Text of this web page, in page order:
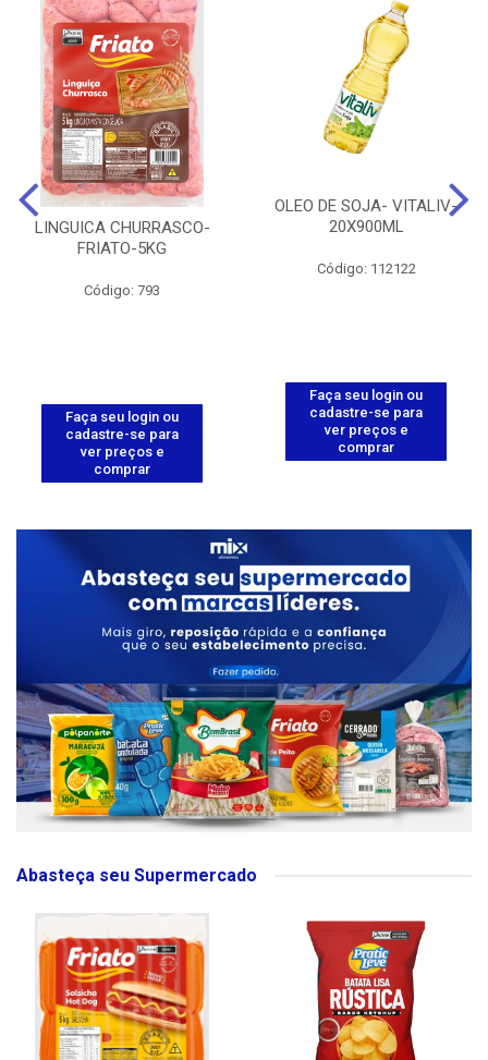
LINGUICA CHURRASCO-
FRIATO-5KG
Código: 793
Faça seu login ou
cadastre-se para
ver preços e
comprar
OLEO DE SOJA- VITALIV-
20X900ML
Código: 112122
Faça seu login ou
cadastre-se para
ver preços e
comprar
Abasteça seu Supermercado